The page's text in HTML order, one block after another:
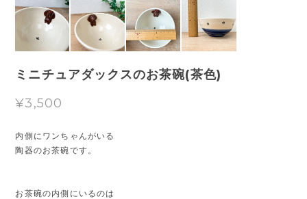
ミニチュアダックスのお茶碗(茶色)
¥3,500
内側にワンちゃんがいる
陶器のお茶碗です。
お茶碗の内側にいるのは